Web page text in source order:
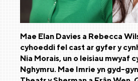
Mae Elan Davies a Rebecca
cyhoeddi fel cast ar gyfer y
Nia Morais, un o leisiau mwyaf
Nghymru. Mae Imrie yn gyd-